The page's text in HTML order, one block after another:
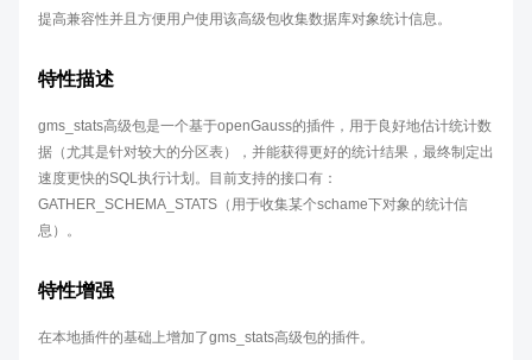
提高兼容性并且方便用户使用该高级包收集数据库对象统计信息。
特性描述
gms_stats高级包是一个基于openGauss的插件，用于良好地估计统计数
据（尤其是针对较大的分区表），并能获得更好的统计结果，最终制定出
速度更快的SQL执行计划。目前支持的接口有：
GATHER_SCHEMA_STATS（用于收集某个schame下对象的统计信
息）。
特性增强
在本地插件的基础上增加了gms_stats高级包的插件。